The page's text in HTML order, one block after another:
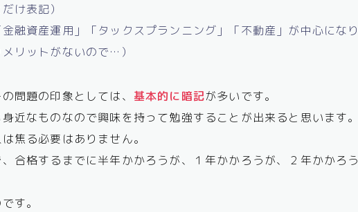
け表記）
融資産運用」「タックスプランニング」「不動産」が中心になり
リットがないので…）
問題の印象としては、 基本的に暗記が多いです。
近なものなので興味を持って勉強することが出来ると思います。
焦る必要はありません。
合格するまでに半年かかろうが、１年かかろうが、２年かかろう
す。